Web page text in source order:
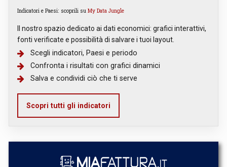
Indicatori e Paesi: scoprili su My Data Jungle
Il nostro spazio dedicato ai dati economici: grafici interattivi,
fonti verificate e possibilità di salvare i tuoi layout.
Scegli indicatori, Paesi e periodo
Confronta i risultati con grafici dinamici
Salva e condividi ciò che ti serve
Scopri tutti gli indicatori